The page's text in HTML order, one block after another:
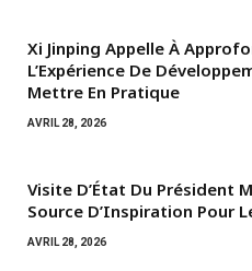
Xi Jinping Appelle À
L’Expérience De
Mettre En Pratique
AVRIL 28, 2026
Visite D’État Du Président
Source D’Inspiration Pour
AVRIL 28, 2026